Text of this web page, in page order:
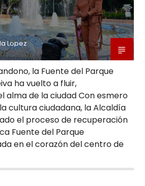
Lopez
la Fuente del Parque
ha vuelto a fluir,
alma de la ciudad Con esmero
cultura ciudadana, la Alcaldía
el proceso de recuperación
Fuente del Parque
en el corazón del centro de